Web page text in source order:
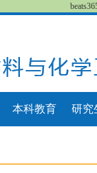
本科教育 研究